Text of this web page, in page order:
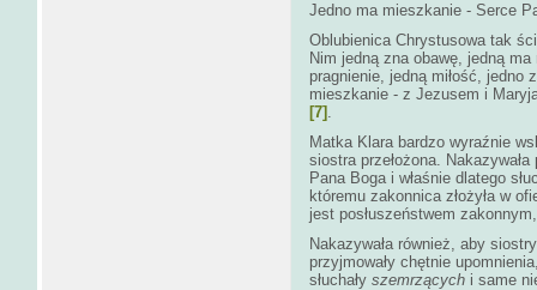
Jedno ma mieszkanie - Serce
Oblubienica Chrystusowa tak
Nim jedną zna obawę, jedną
pragnienie, jedną miłość, jedno
mieszkanie - z Jezusem i
[7] .
Matka Klara bardzo wyraźnie
siostra przełożona.
Pana Boga i właśnie dlatego
któremu zakonnica złożyła w
jest posłuszeństwem
Nakazywała również, aby
przyjmowały chętnie
słuchały szemrzących i same